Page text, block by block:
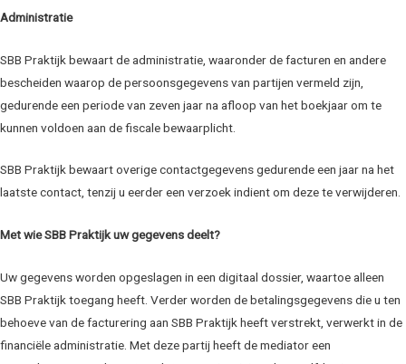
Administratie
SBB Praktijk bewaart de administratie, waaronder de facturen en andere
bescheiden waarop de persoonsgegevens van partijen vermeld zijn,
gedurende een periode van zeven jaar na afloop van het boekjaar om te
kunnen voldoen aan de fiscale bewaarplicht.
SBB Praktijk bewaart overige contactgegevens gedurende een jaar na het
laatste contact, tenzij u eerder een verzoek indient om deze te verwijderen.
Met wie SBB Praktijk uw gegevens deelt?
Uw gegevens worden opgeslagen in een digitaal dossier, waartoe alleen
SBB Praktijk toegang heeft. Verder worden de betalingsgegevens die u ten
behoeve van de facturering aan SBB Praktijk heeft verstrekt, verwerkt in de
financiële administratie. Met deze partij heeft de mediator een